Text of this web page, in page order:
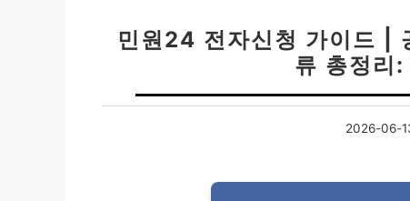
민원24 전자신청 가이드 |
류 총정리
2026-06-